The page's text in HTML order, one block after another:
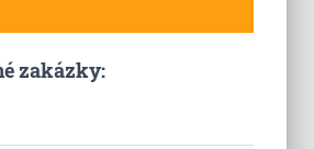
zakázky: